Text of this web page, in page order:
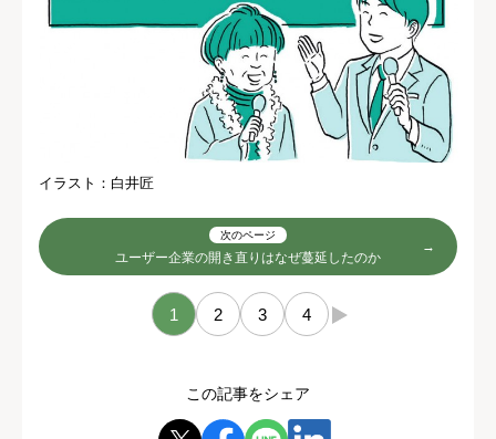
イラスト：白井匠
次のページ
ユーザー企業の開き直りはなぜ蔓延したのか
1 2 3 4 →
この記事をシェア